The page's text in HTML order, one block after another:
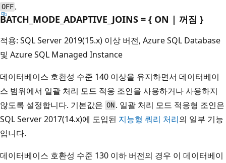
OFF .
BATCH_MODE_ADAPTIVE_JOINS = { ON | 꺼짐 }
적용: SQL Server 2019(15.x) 이상 버전, Azure SQL Database
및 Azure SQL Managed Instance
데이터베이스 호환성 수준 140 이상을 유지하면서 데이터베이
스 범위에서 일괄 처리 모드 적응 조인을 사용하거나 사용하지
않도록 설정합니다. 기본값은 ON . 일괄 처리 모드 적응형 조인은
SQL Server 2017(14.x)에 도입된 지능형 쿼리 처리의 일부 기능
입니다.
데이터베이스 호환성 수준 130 이하 버전의 경우 이 데이터베이